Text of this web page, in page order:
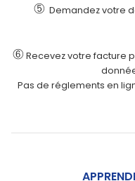
⑤ Demandez votre
⑥ Recevez votre facture
Pas de réglements en